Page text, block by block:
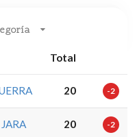
Total
20 -2
20 -2